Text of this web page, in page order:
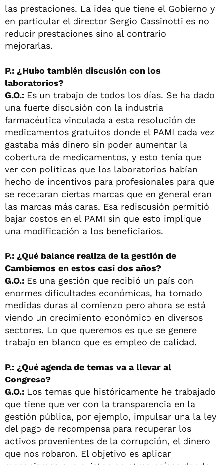
las prestaciones. La idea que tiene el Gobierno y
en particular el director Sergio Cassinotti es no
reducir prestaciones sino al contrario
mejorarlas.
P.: ¿Hubo también discusión con los
laboratorios?
G.O.: Es un trabajo de todos los días. Se ha dado
una fuerte discusión con la industria
farmacéutica vinculada a esta resolución de
medicamentos gratuitos donde el PAMI cada vez
gastaba más dinero sin poder aumentar la
cobertura de medicamentos, y esto tenía que
ver con políticas que los laboratorios habían
hecho de incentivos para profesionales para que
se recetaran ciertas marcas que en general eran
las marcas más caras. Esa rediscusión permitió
bajar costos en el PAMI sin que esto implique
una modificación a los beneficiarios.
P.: ¿Qué balance realiza de la gestión de
Cambiemos en estos casi dos años?
G.O.: Es una gestión que recibió un país con
enormes dificultades económicas, ha tomado
medidas duras al comienzo pero ahora se está
viendo un crecimiento económico en diversos
sectores. Lo que queremos es que se genere
trabajo en blanco que es empleo de calidad.
P.: ¿Qué agenda de temas va a llevar al
Congreso?
G.O.: Los temas que históricamente he trabajado
que tiene que ver con la transparencia en la
gestión pública, por ejemplo, impulsar una la ley
del pago de recompensa para recuperar los
activos provenientes de la corrupción, el dinero
que nos robaron. El objetivo es aplicar